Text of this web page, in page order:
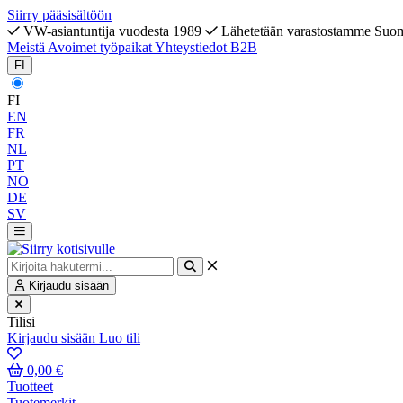
Siirry pääsisältöön
VW-asiantuntija vuodesta 1989
Lähetetään varastostamme
Meistä Avoimet työpaikatYhteystiedot B2B
FI
FI
EN
FR
NL
PT
NO
DE
SV
Kirjaudu sisään
Tilisi
Kirjaudu sisään Luo tili
0,00 €
Tuotteet